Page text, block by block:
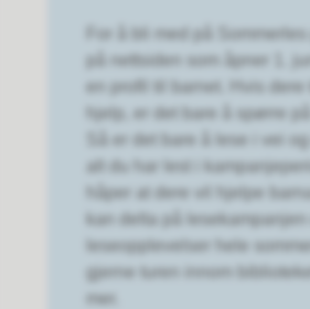
For å bli med på Sommerles
på nettsiden som åpner 1.
en profil til barnet. Hvis dere
hjelp, er det bare å spørre
Så er det bare å lese i vei
alt du har lest i
håper at dere vil hjelpe
kan delta på lesekampanjen
leseopplevelser hele
gjerne turen innom
mer.